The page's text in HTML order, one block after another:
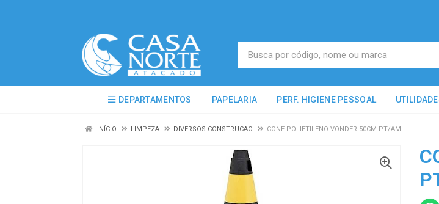
DEPARTAMENTOS PAPELARIA PERF. HIGIENE PESSOAL
INÍCIO LIMPEZA DIVERSOS CONSTRUCAO CONE POLIETILENO VONDER 50CM PT/AM